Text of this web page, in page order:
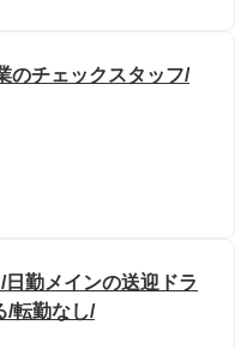
のチェックスタッフ/
日勤メインの送迎ドラ
/転勤なし/